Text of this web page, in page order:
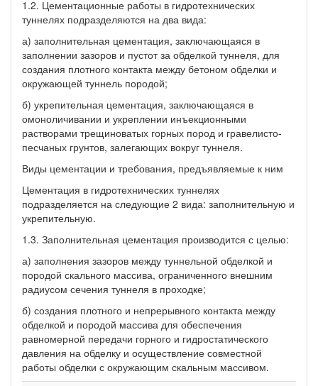
1.2. Цементационные работы в гидротехнических
туннелях подразделяются на два вида:
а) заполнительная цементация, заключающаяся в
заполнении зазоров и пустот за обделкой туннеля, для
создания плотного контакта между бетоном обделки и
окружающей туннель породой;
б) укрепительная цементация, заключающаяся в
омоноличивании и укреплении инъекционными
растворами трещиноватых горных пород и гравелисто-
песчаных грунтов, залегающих вокруг туннеля.
Виды цементации и требования, предъявляемые к ним
Цементация в гидротехнических туннелях
подразделяется на следующие 2 вида: заполнительную и
укрепительную.
1.3. Заполнительная цементация производится с целью:
а) заполнения зазоров между туннельной обделкой и
породой скального массива, ограниченного внешним
радиусом сечения туннеля в проходке;
б) создания плотного и непрерывного контакта между
обделкой и породой массива для обеспечения
равномерной передачи горного и гидростатического
давления на обделку и осуществление совместной
работы обделки с окружающим скальным массивом.